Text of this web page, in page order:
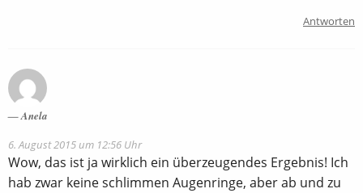
Antworten
Anela
6. August 2015 um 12:56 Uhr
Wow, das ist ja wirklich ein überzeugendes Ergebnis! Ich
hab zwar keine schlimmen Augenringe, aber ab und zu